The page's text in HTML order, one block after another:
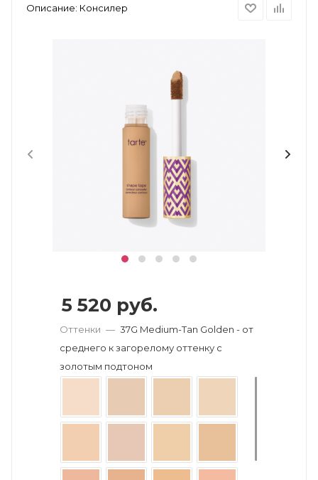
Описание: Консилер
5 520 руб.
Оттенки — 37G Medium-Tan Golden - от
среднего к загорелому оттенку с
золотым подтоном